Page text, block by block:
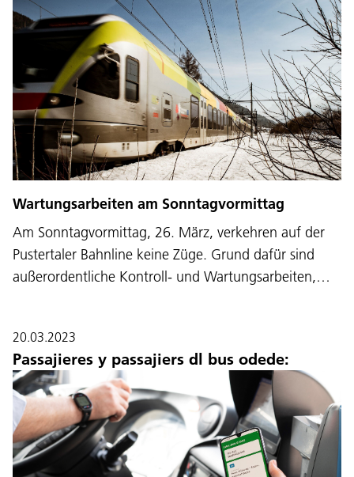
Wartungsarbeiten am Sonntagvormittag
Am Sonntagvormittag, 26. März, verkehren auf der
Pustertaler Bahnline keine Züge. Grund dafür sind
außerordentliche Kontroll- und Wartungsarbeiten,…
20.03.2023
Passajieres y passajiers dl bus odede: